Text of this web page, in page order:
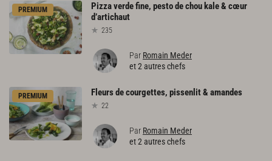
PREMIUM Pizzaverdefine, pestodechou kale& cœur
d’artichaut
235
Par Romain Meder
et 2 autres chefs
PREMIUM Fleursdecourgettes, pissenlit& amandes
22
Par Romain Meder
et 2 autres chefs